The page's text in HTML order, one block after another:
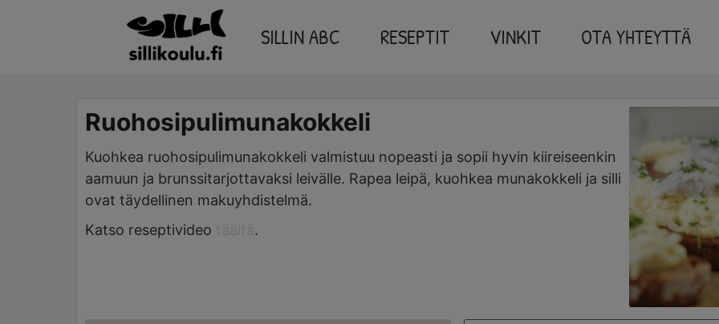
SILLIN ABC RESEPTIT VINKIT OTA YHTEYTTÄ
Ruohosipulimunakokkeli
Kuohkea ruohosipulimunakokkeli valmistuu nopeasti ja sopii hyvin kiireiseenkin
aamuun ja brunssitarjottavaksi leivälle. Rapea leipä, kuohkea munakokkeli ja silli
ovat täydellinen makuyhdistelmä.
Katso reseptivideo
.